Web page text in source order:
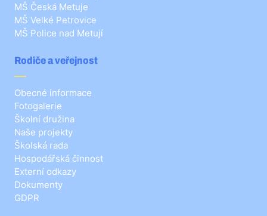
MŠ Česká Metuje
MŠ Velké Petrovice
MŠ Police nad Metují
Rodiče a veřejnost
Obecné informace
Fotogalerie
Školní družina
Naše projekty
Školská rada
Hospodářská činnost
Externí odkazy
Dokumenty
GDPR